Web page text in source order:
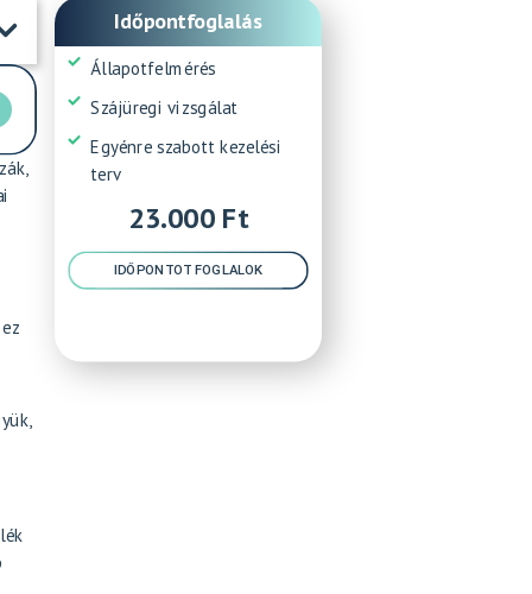
Időpontfoglalás
Állapotfelmérés
Szájüregi vizsgálat
Egyénre szabott kezelési
terv
23.000 Ft
IDŐPONTOT FOGLALOK